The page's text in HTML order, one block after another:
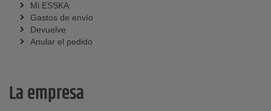
Mi ESSKA
Gastos de envío
Devuelve
Anular el pedido
La empresa